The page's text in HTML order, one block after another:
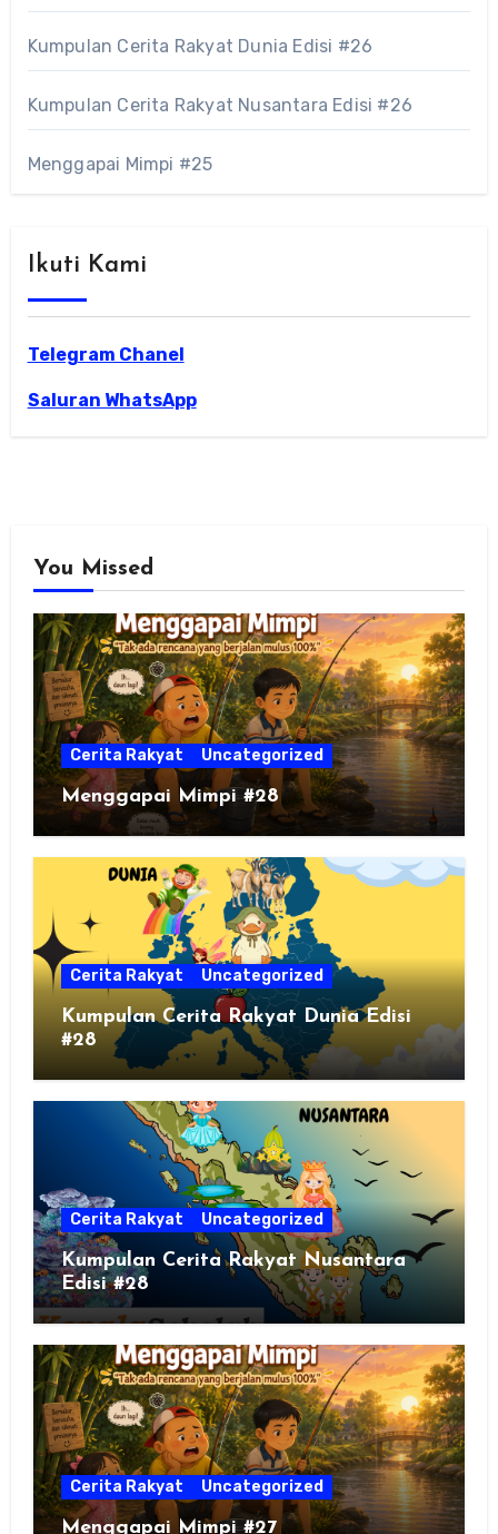
Kumpulan Cerita Rakyat Dunia Edisi #26
Kumpulan Cerita Rakyat Nusantara Edisi #26
Menggapai Mimpi #25
Ikuti Kami
Telegram Chanel
Saluran WhatsApp
You Missed
Cerita Rakyat Uncategorized
Menggapai Mimpi #28
Cerita Rakyat Uncategorized
Kumpulan Cerita Rakyat Dunia Edisi
#28
Cerita Rakyat Uncategorized
Kumpulan Cerita Rakyat Nusantara
Edisi #28
Cerita Rakyat Uncategorized
Menggapai Mimpi #27